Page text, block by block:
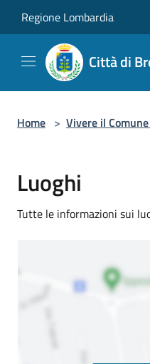
Regione Lombardia
Città di
Home > Vivere il Comune
Luoghi
Tutte le informazioni sui